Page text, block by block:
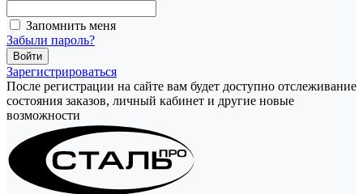
Запомнить меня
Забыли пароль?
Зарегистрироваться
После регистрации на сайте вам будет доступно отслеживание
состояния заказов, личный кабинет и другие новые
возможности